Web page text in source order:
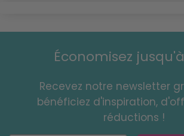
Économisez
Recevez notre newsletter
bénéficiez d'inspiration,
réductions !